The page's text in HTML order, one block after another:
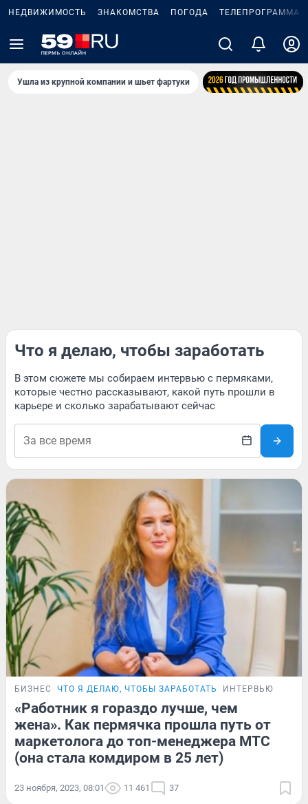
НЕДВИЖИМОСТЬ ЗНАКОМСТВА ПОГОДА ТЕЛЕПРОГРАММА
Ушла из крупной компании и шьет фартуки
Что я делаю, чтобы заработать
В этом сюжете мы собираем интервью с пермяками,
которые честно рассказывают, какой путь прошли в
карьере и сколько зарабатывают сейчас
БИЗНЕС ЧТО Я ДЕЛАЮ, ЧТОБЫ ЗАРАБОТАТЬ ИНТЕРВЬЮ
«Работник я гораздо лучше, чем
жена». Как пермячка прошла путь от
маркетолога до топ-менеджера МТС
(она стала комдиром в 25 лет)
23 ноября, 2023, 08:01 11 461 37